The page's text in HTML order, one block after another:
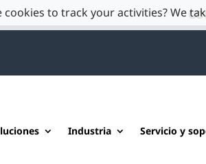
Industria Servicio y
cookies to track your activities? We